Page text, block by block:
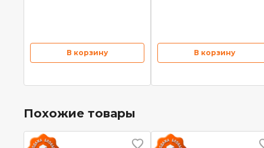
В корзину В корзину
Похожие товары